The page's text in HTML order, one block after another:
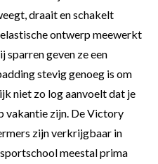
draait en schakelt
ontwerp meewerkt
sparren geven ze een
stevig genoeg is om
niet zo log aanvoelt dat je
vakantie zijn. De Victory
zijn verkrijgbaar in
meestal prima